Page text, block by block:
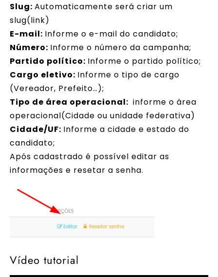
Slug: Automaticamente será criar um
slug(link)
E-mail: Informe o e-mail do candidato;
Número: Informe o número da campanha;
Partido político: Informe o partido político;
Cargo eletivo: Informe o tipo de cargo
(Vereador, Prefeito…);
Tipo de área operacional: informe o área
operacional(Cidade ou unidade federativa)
Cidade/UF: Informe a cidade e estado do
candidato;
Após cadastrado é possível editar as
informações e resetar a senha.
Vídeo tutorial